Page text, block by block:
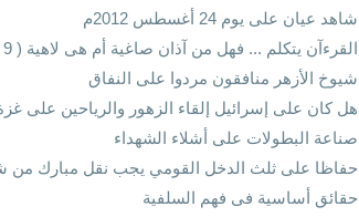
شاهد عيان على يوم 24 أغسطس 2012م
القرءآن يتكلم ... فهل من آذان صاغية أم هى لاهية ( 9
شيوخ الأزهر منافقون مردوا على النفاق
هل كان على إسرائيل إلقاء الزهور والرياحين على
صناعة البطولات على أشلاء الشهداء
حفاظا على ثلث الدخل القومي يجب نقل مبارك من
حقائق أساسية فى فهم السلفية